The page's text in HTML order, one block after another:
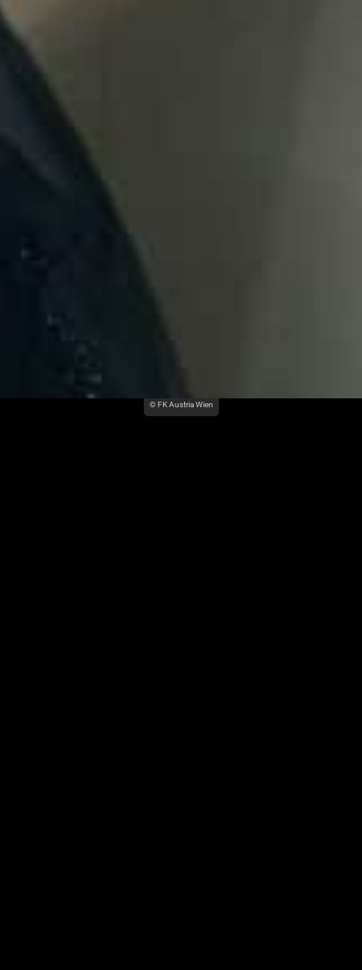
© FK Austria Wien